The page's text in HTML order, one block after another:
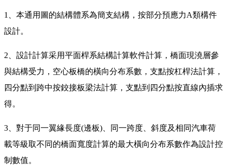
1、本通用圖的結構體系為簡支結構，按部分預應力A類構件
設計。
2、設計計算采用平面桿系結構計算軟件計算，橋面現澆層參
與結構受力，空心板橋的橫向分布系數，支點按杠桿法計算，
四分點到跨中按鉸接板梁法計算，支點到四分點按直線內插求
得。
3、對于同一翼緣長度(邊板)、同一跨度、斜度及相同汽車荷
載等級取不同的橋面寬度計算的最大橫向分布系數作為設計控
制數值。